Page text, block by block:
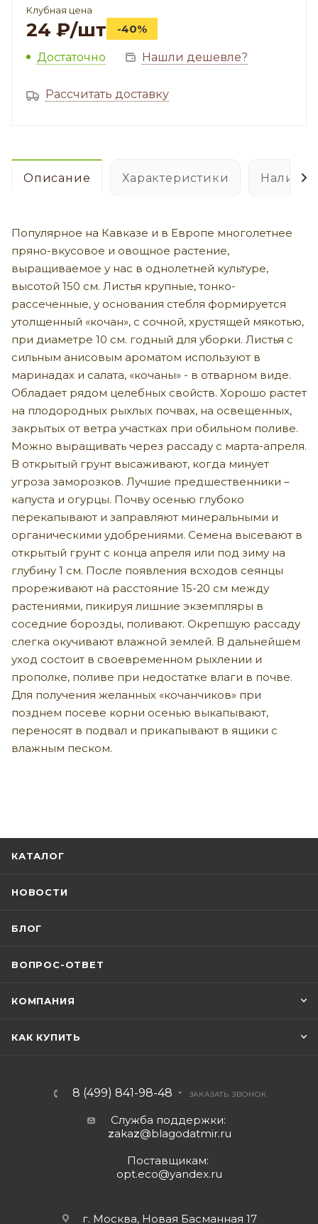
Клубная цена
24 ₽/шт -40%
Достаточно Нашли дешевле?
Рассчитать доставку
Описание Характеристики
Популярное на Кавказе и в Европе многолетнее
пряно-вкусовое и овощное растение,
выращиваемое у нас в однолетней культуре,
высотой 150 см. Листья крупные, тонко-
рассеченные, у основания стебля формируется
утолщенный «кочан», с сочной, хрустящей мякотью,
при диаметре 10 см. годный для уборки. Листья с
сильным анисовым ароматом используют в
маринадах и салата, «кочаны» - в отварном виде.
Обладает рядом целебных свойств. Хорошо растет
на плодородных рыхлых почвах, на освещенных,
закрытых от ветра участках при обильном поливе.
Можно выращивать через рассаду с марта-апреля.
В открытый грунт высаживают, когда минует
угроза заморозков. Лучшие предшественники –
капуста и огурцы. Почву осенью глубоко
перекапывают и заправляют минеральными и
органическими удобрениями. Семена высевают в
открытый грунт с конца апреля или под зиму на
глубину 1 см. После появления всходов сеянцы
прореживают на расстояние 15-20 см между
растениями, пикируя лишние экземпляры в
соседние борозды, поливают. Окрепшую рассаду
слегка окучивают влажной землей. В дальнейшем
уход состоит в своевременном рыхлении и
прополке, поливе при недостатке влаги в почве.
Для получения желанных «кочанчиков» при
позднем посеве корни осенью выкапывают,
переносят в подвал и прикапывают в ящики с
влажным песком.
КАТАЛОГ
НОВОСТИ
БЛОГ
ВОПРОС-ОТВЕТ
КОМПАНИЯ
КАК КУПИТЬ
8 (499) 841-98-48 ЗАКАЗАТЬ ЗВОНОК
Служба поддержки:
zakaz@blagodatmir.ru
Поставщикам:
opt.eco@yandex.ru
г. Москва, Новая Басманная 17